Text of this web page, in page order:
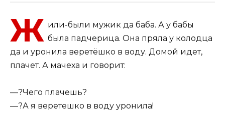
Ж или-были мужик да баба. А у бабы
была падчерица. Она пряла у колодца
да и уронила веретёшко в воду. Домой идет,
плачет. А мачеха и говорит:
—?Чего плачешь?
—?А я веретешко в воду уронила!